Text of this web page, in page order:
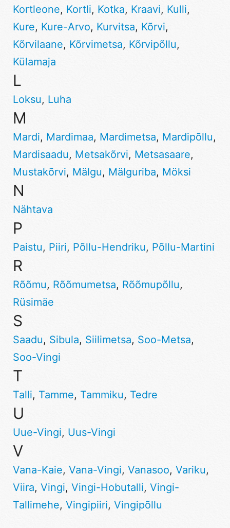
Kortleone, Kortli, Kotka, Kraavi, Kulli,
Kure, Kure-Arvo, Kurvitsa, Kõrvi,
Kõrvilaane, Kõrvimetsa, Kõrvipõllu,
Külamaja
L
Loksu, Luha
M
Mardi, Mardimaa, Mardimetsa, Mardipõllu,
Mardisaadu, Metsakõrvi, Metsasaare,
Mustakõrvi, Mälgu, Mälguriba, Möksi
N
Nähtava
P
Paistu, Piiri, Põllu-Hendriku, Põllu-Martini
R
Rõõmu, Rõõmumetsa, Rõõmupõllu,
Rüsimäe
S
Saadu, Sibula, Siilimetsa, Soo-Metsa,
Soo-Vingi
T
Talli, Tamme, Tammiku, Tedre
U
Uue-Vingi, Uus-Vingi
V
Vana-Kaie, Vana-Vingi, Vanasoo, Variku,
Viira, Vingi, Vingi-Hobutalli, Vingi-
Tallimehe, Vingipiiri, Vingipõllu